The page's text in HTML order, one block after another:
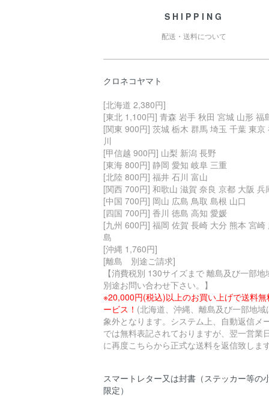
SHIPPING
配送・送料について
クロネコヤマト
[北海道 2,380円]
[東北 1,100円] 青森 岩手 秋田 宮城 山形 福
[関東 900円] 茨城 栃木 群馬 埼玉 千葉 東京
川
[甲信越 900円] 山梨 新潟 長野
[東海 800円] 静岡 愛知 岐阜 三重
[北陸 800円] 福井 石川 富山
[関西 700円] 和歌山 滋賀 奈良 京都 大阪 兵
[中国 700円] 岡山 広島 鳥取 島根 山口
[四国 700円] 香川 徳島 高知 愛媛
[九州 600円] 福岡 佐賀 長崎 大分 熊本 宮崎
島
[沖縄 1,760円]
[離島 別途ご請求]
【消費税別 130サイズまで 離島及び一部地
別途お問い合わせ下さい。】
※20,000円(税込)以上のお買い上げで送料無
ービス！ (北海道、沖縄、離島及び一部地域
象外となります。システム上、自動返信メ
では無料表記されておりますが、翌一営業
に再度こちらから正式な送料を返信致しま
スマートレター又は封書（ステッカー等の
限定）